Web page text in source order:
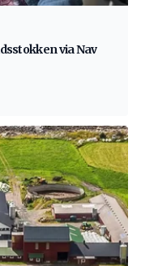
via Nav